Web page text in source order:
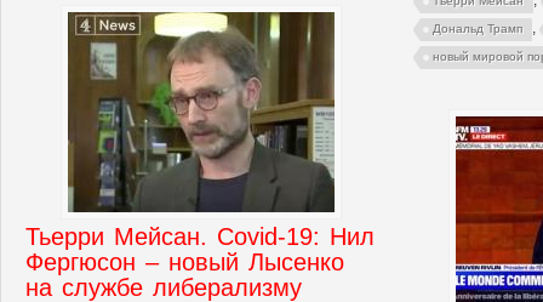
Дональд Трамп ,
новый мировой
Тьерри Мейсан. Covid-19: Нил
Фергюсон – новый Лысенко
на службе либерализму